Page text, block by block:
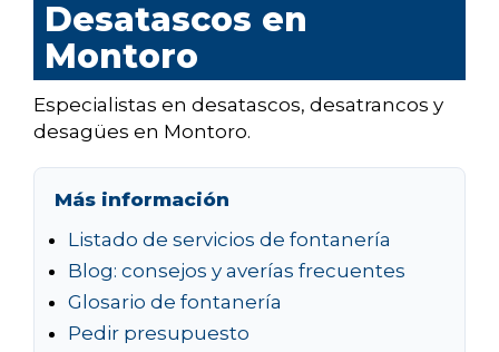
Desatascos en
Montoro
Especialistas en desatascos, desatrancos y
desagües en Montoro.
Más información
Listado de servicios de fontanería
Blog: consejos y averías frecuentes
Glosario de fontanería
Pedir presupuesto